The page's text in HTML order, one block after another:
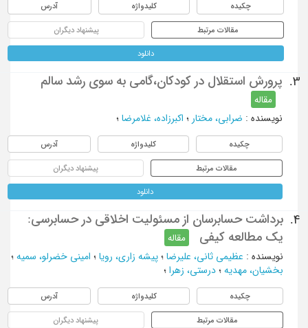
چکیده کلیدواژه آدرس
مقالات مرتبط پیشنهاد دیگران
دانلود
3. پرورش استقلال در کودکان،گامی به سوی رشد سالم
مقاله
نویسنده: ضرابی، مختار؛ اکبرزاده، غلامرضا؛
چکیده کلیدواژه آدرس
مقالات مرتبط پیشنهاد دیگران
دانلود
4.
برداشت حسابرسان از مسئولیت اخلاقی در حسابرسی:
یک مطالعه کیفی
مقاله
نویسنده: عظیمی ثانی، علیرضا؛ پیشه زاری، رویا؛ امینی خضرلو، سمیه؛
بخشیان، مهدیه؛ درستی، زهرا ؛
چکیده کلیدواژه آدرس
مقالات مرتبط پیشنهاد دیگران